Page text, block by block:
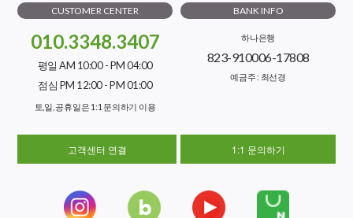
CUSTOMER CENTER
010.3348.3407
평일 AM 10:00 - PM 04:00
점심 PM 12:00 - PM 01:00
토,일, 공휴일은 1:1 문의하기 이용
BANK INFO
하나은행
823-910006-17808
예금주 : 최선경
고객센터 연결 1:1 문의하기